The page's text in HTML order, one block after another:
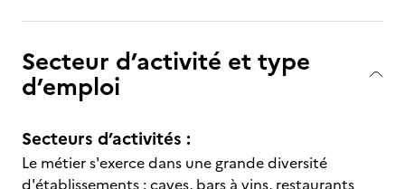
Secteur d’activité et type
d’emploi
Secteurs d’activités :
Le métier s'exerce dans une grande diversité
d'établissements : caves, bars à vins, restaurants